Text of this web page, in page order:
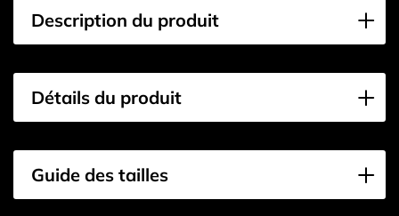
Description du produit
Détails du produit
Guide des tailles